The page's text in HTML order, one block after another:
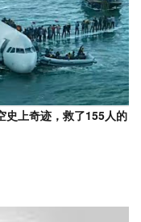
史上奇迹，救了155人的